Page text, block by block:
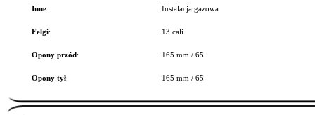
Inne: Instalacja gazowa
Felgi: 13 cali
Opony przód: 165 mm / 65
Opony tył: 165 mm / 65